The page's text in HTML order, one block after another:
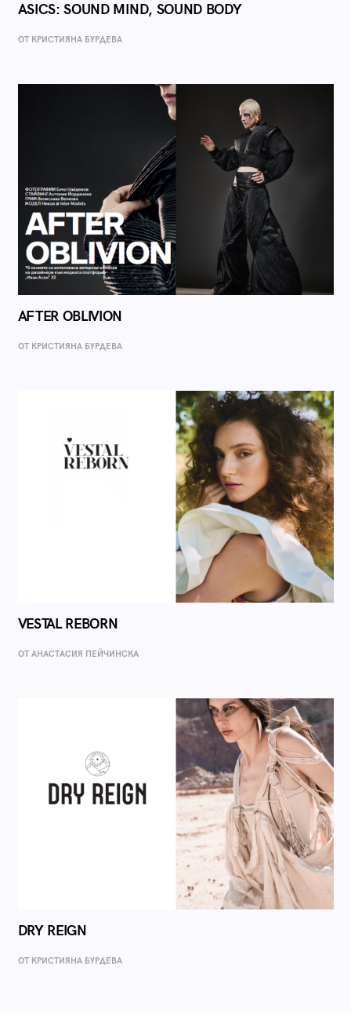
ASICS: SOUND MIND, SOUND BODY
ОТ КРИСТИЯНА БУРДЕВА
AFTER OBLIVION
ОТ КРИСТИЯНА БУРДЕВА
VESTAL REBORN
ОТ AНАСТАСИЯ ПЕЙЧИНСКА
DRY REIGN
ОТ КРИСТИЯНА БУРДЕВА